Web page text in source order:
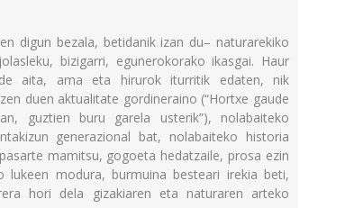
digun bezala, betidanik izan du– naturarekiko
bizigarri, egunerokorako ikasgai. Haur
aita, ama eta hirurok iturritik edaten, nik
duen aktualitate gordineraino (“Hortxe gaude
guztien buru garela usterik”), nolabaiteko
generazional bat, nolabaiteko historia
mamitsu, gogoeta hedatzaile, prosa ezin
lukeen modura, burmuina besteari irekia beti,
hori dela gizakiaren eta naturaren arteko